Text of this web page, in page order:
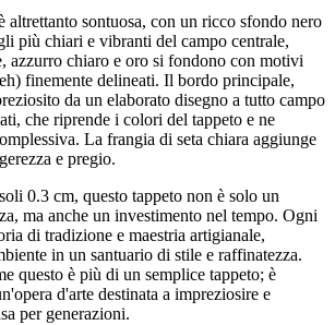
altrettanto sontuosa, con un ricco sfondo nero
più chiari e vibranti del campo centrale,
azzurro chiaro e oro si fondono con motivi
finemente delineati. Il bordo principale,
da un elaborato disegno a tutto campo
che riprende i colori del tappeto e ne
La frangia di seta chiara aggiunge
e pregio.
0.3 cm, questo tappeto non è solo un
ma anche un investimento nel tempo. Ogni
di tradizione e maestria artigianale,
in un santuario di stile e raffinatezza.
questo è più di un semplice tappeto; è
d'arte destinata a impreziosire e
per generazioni.